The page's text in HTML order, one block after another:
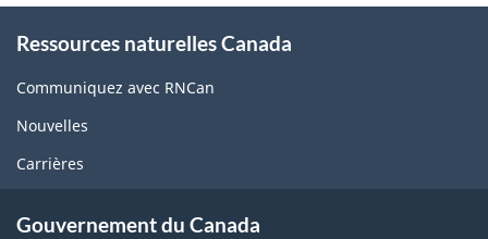
this
site
Ressources naturelles Canada
Communiquez avec RNCan
Nouvelles
Carrières
Gouvernement du Canada